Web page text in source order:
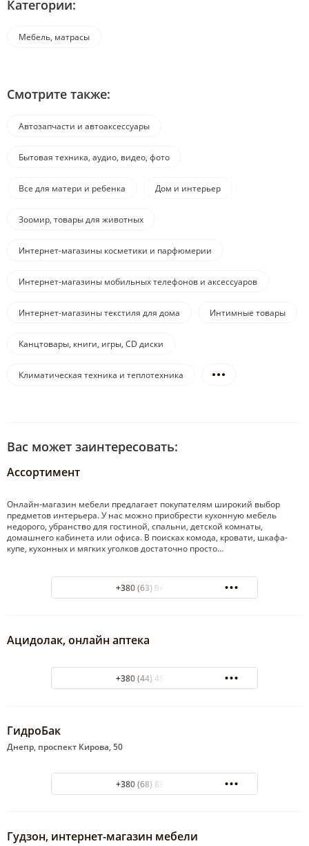
Категории:
Мебель, матрасы
Смотрите также:
Автозапчасти и автоаксессуары
Бытовая техника, аудио, видео, фото
Все для матери и ребенка Дом и интерьер
Зоомир, товары для животных
Интернет-магазины косметики и парфюмерии
Интернет-магазины мобильных телефонов и аксессуаров
Интернет-магазины текстиля для дома Интимные товары
Канцтовары, книги, игры, CD диски
Климатическая техника и теплотехника
Вас может заинтересовать:
Ассортимент
Онлайн-магазин мебели предлагает покупателям широкий выбор
предметов интерьера. У нас можно приобрести кухонную мебель
недорого, убранство для гостиной, спальни, детской комнаты,
домашнего кабинета или офиса. В поисках комода, кровати, шкафа-
купе, кухонных и мягких уголков достаточно просто…
+380 (63) 949-80-80
Ацидолак, онлайн аптека
+380 (44) 498-93-87
ГидроБак
Днепр, проспект Кирова, 50
+380 (68) 891-45-12
Гудзон, интернет-магазин мебели